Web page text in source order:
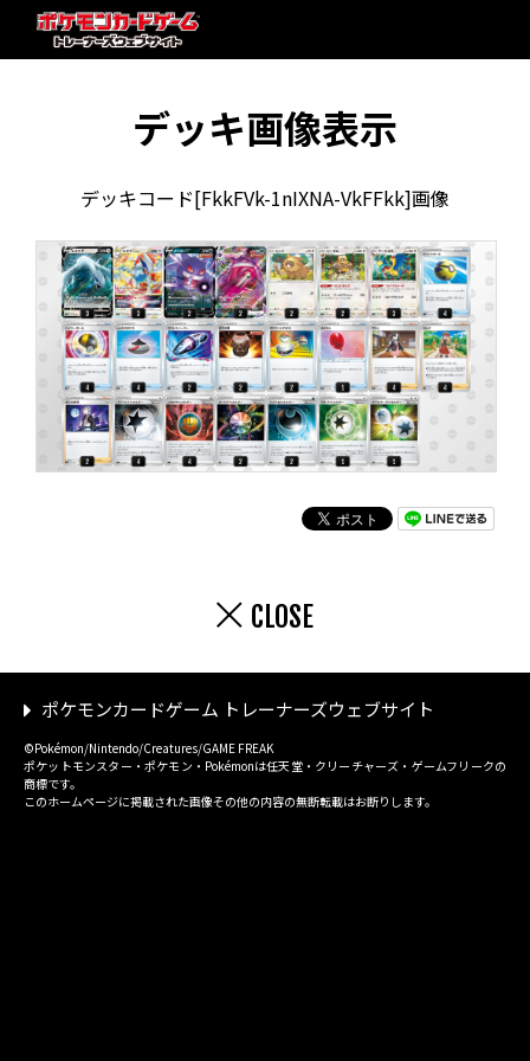
デッキ画像表示
デッキコード[FkkFVk-1nIXNA-VkFFkk]画像
CLOSE
ポケモンカードゲーム トレーナーズウェブサイト
©Pokémon/Nintendo/Creatures/GAME FREAK
ポケットモンスター・ポケモン・Pokémonは任天堂・クリーチャーズ・ゲームフリークの
商標です。
このホームページに掲載された画像その他の内容の無断転載はお断りします。